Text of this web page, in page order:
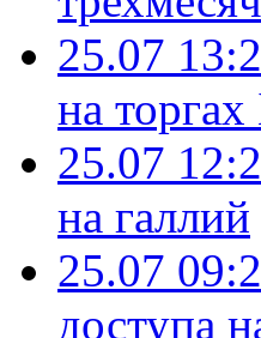
25.07
на
25.07
на галлий
25.07
доступа